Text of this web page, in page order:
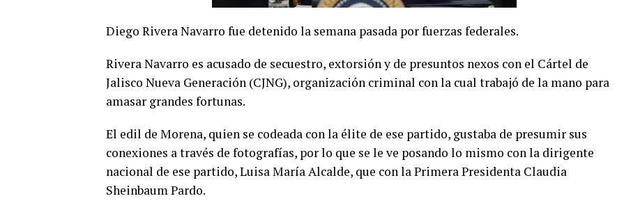
Diego Rivera Navarro fue detenido la semana pasada por fuerzas federales.
Rivera Navarro es acusado de secuestro, extorsión y de presuntos nexos con el Cártel de
Jalisco Nueva Generación (CJNG), organización criminal con la cual trabajó de la mano para
amasar grandes fortunas.
El edil de Morena, quien se codeada con la élite de ese partido, gustaba de presumir sus
conexiones a través de fotografías, por lo que se le ve posando lo mismo con la dirigente
nacional de ese partido, Luisa María Alcalde, que con la Primera Presidenta Claudia
Sheinbaum Pardo.